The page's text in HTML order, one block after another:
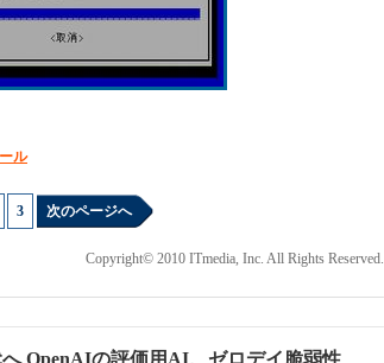
ル
3 次のページへ
Copyright© 2010 ITmedia, Inc. All Rights Reserved.